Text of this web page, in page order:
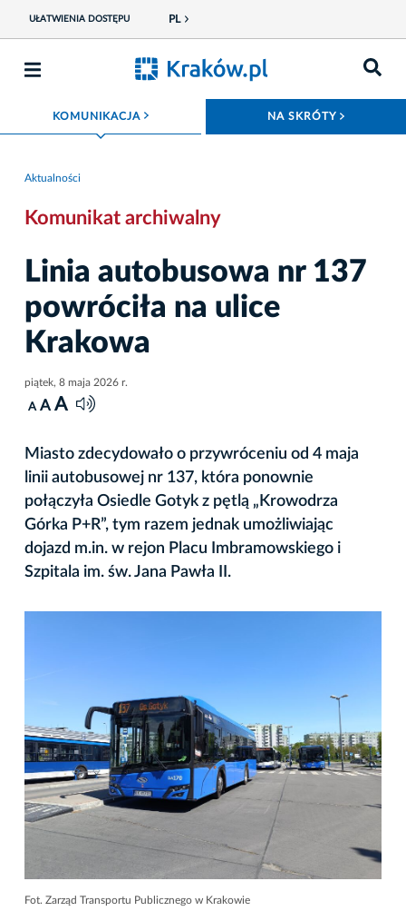
UŁATWIENIA DOSTĘPU PL
KOMUNIKACJA ROZWIŃ MENU NA SKRÓTY
Aktualności
Komunikat archiwalny
Linia autobusowa nr 137
powróciła na ulice
Krakowa
piątek, 8 maja 2026 r.
A A A
Miasto zdecydowało o przywróceniu od 4 maja
linii autobusowej nr 137, która ponownie
połączyła Osiedle Gotyk z pętlą „Krowodrza
Górka P+R”, tym razem jednak umożliwiając
dojazd m.in. w rejon Placu Imbramowskiego i
Szpitala im. św. Jana Pawła II.
Fot. Zarząd Transportu Publicznego w Krakowie